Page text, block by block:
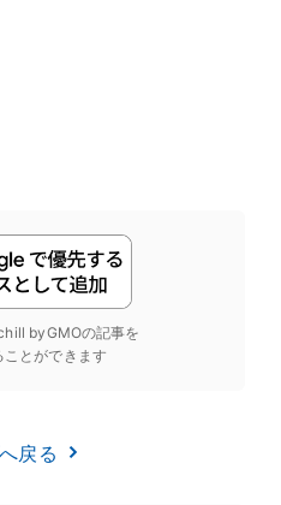
byGMOの記事を
とができます
戻る